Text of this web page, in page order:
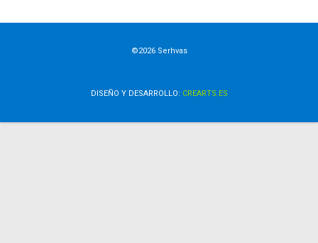
©2026 Serhvas
DISEÑO Y DESARROLLO: CREARTS.ES